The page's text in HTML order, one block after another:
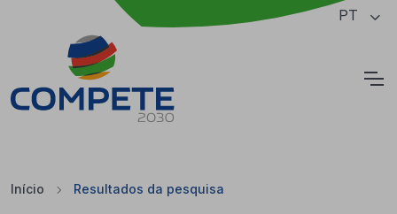
Saltar para o conteúdo principal da página PT
Início Resultados da pesquisa